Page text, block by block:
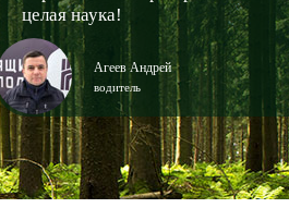
целая наука!
Агеев Андрей
водитель